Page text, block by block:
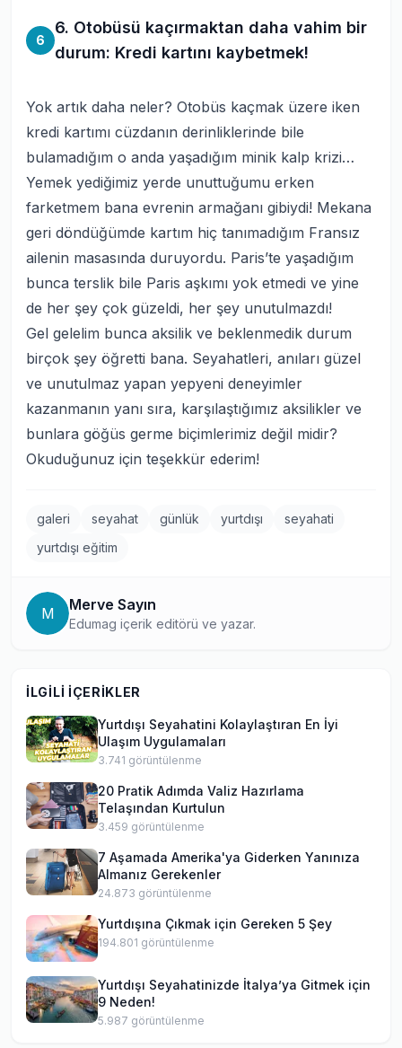
6
6. Otobüsü kaçırmaktan daha vahim bir
durum: Kredi kartını kaybetmek!
Yok artık daha neler? Otobüs kaçmak üzere iken
kredi kartımı cüzdanın derinliklerinde bile
bulamadığım o anda yaşadığım minik kalp krizi…
Yemek yediğimiz yerde unuttuğumu erken
farketmem bana evrenin armağanı gibiydi! Mekana
geri döndüğümde kartım hiç tanımadığım Fransız
ailenin masasında duruyordu. Paris’te yaşadığım
bunca terslik bile Paris aşkımı yok etmedi ve yine
de her şey çok güzeldi, her şey unutulmazdı!
Gel gelelim bunca aksilik ve beklenmedik durum
birçok şey öğretti bana. Seyahatleri, anıları güzel
ve unutulmaz yapan yepyeni deneyimler
kazanmanın yanı sıra, karşılaştığımız aksilikler ve
bunlara göğüs germe biçimlerimiz değil midir?
Okuduğunuz için teşekkür ederim!
galeri seyahat günlük yurtdışı
seyahati
yurtdışı eğitim
M Merve Sayın
Edumag içerik editörü ve yazar.
İLGILI İÇERIKLER
Yurtdışı Seyahatini Kolaylaştıran En İyi
Ulaşım Uygulamaları
3.741 görüntülenme
20 Pratik Adımda Valiz Hazırlama
Telaşından Kurtulun
3.459 görüntülenme
7 Aşamada Amerika'ya Giderken Yanınıza
Almanız Gerekenler
24.873 görüntülenme
Yurtdışına Çıkmak için Gereken 5 Şey
194.801 görüntülenme
Yurtdışı Seyahatinizde İtalya’ya Gitmek için
9 Neden!
5.987 görüntülenme